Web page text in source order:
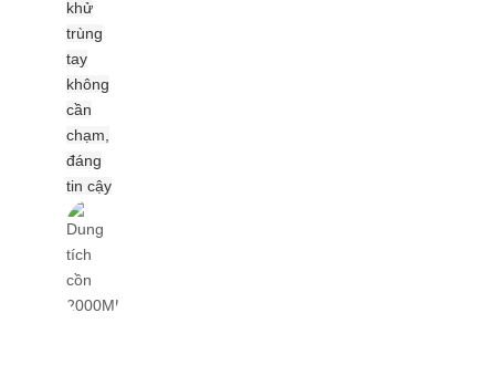
khử
trùng
tay
không
cần
chạm,
đáng
tin cậy